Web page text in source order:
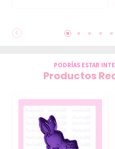
PODRÍAS ESTAR
Productos